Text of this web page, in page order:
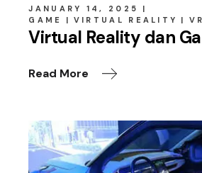
JANUARY 14, 2025
GAME
VIRTUAL REALITY VR
Virtual Reality dan
Read More